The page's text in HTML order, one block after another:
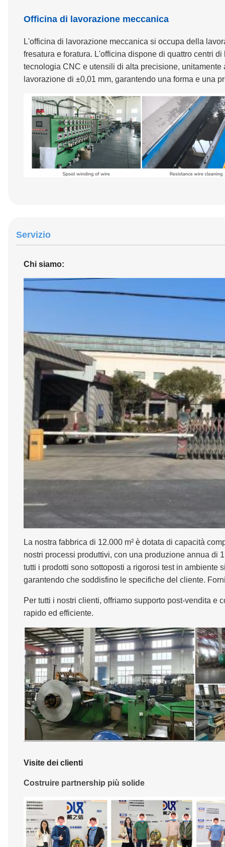
Officina di lavorazione meccanica
L'officina di lavorazione meccanica si occupa della
fresatura e foratura. L'officina dispone di quattro centri
tecnologia CNC e utensili di alta precisione,
lavorazione di ±0,01 mm, garantendo una forma e una
Servizio
Chi siamo:
La nostra fabbrica di 12.000 m² è dotata di capacità
nostri processi produttivi, con una produzione annua di
tutti i prodotti sono sottoposti a rigorosi test in ambiente
garantendo che soddisfino le specifiche del cliente.
Per tutti i nostri clienti, offriamo supporto post-vendita
rapido ed efficiente.
Visite dei clienti
Costruire partnership più solide